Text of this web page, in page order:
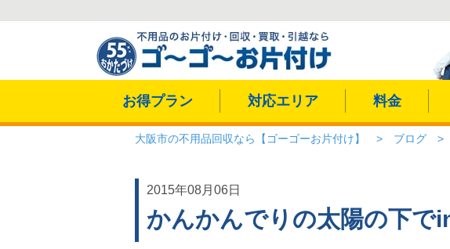
お得プラン 対応エリア 料金
大阪市の不用品回収なら【ゴーゴーお片付け】 > ブログ >
2015年08月06日
かんかんでりの太陽の下で